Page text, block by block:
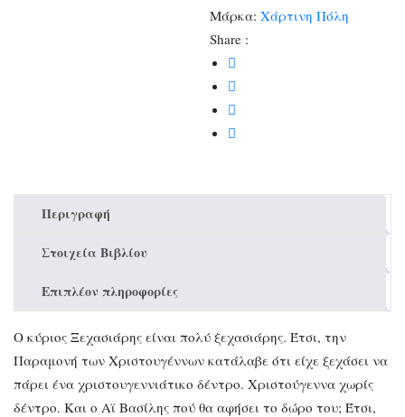
Μάρκα:Χάρτινη Πόλη
Share :
Περιγραφή
Στοιχεία Βιβλίου
Επιπλέον πληροφορίες
Ο κύριος Ξεχασιάρης είναι πολύ ξεχασιάρης. Έτσι, την
Παραμονή των Χριστουγέννων κατάλαβε ότι είχε ξεχάσει να
πάρει ένα χριστουγεννιάτικο δέντρο. Χριστούγεννα χωρίς
δέντρο. Και ο Αϊ Βασίλης πού θα αφήσει το δώρο του; Έτσι,